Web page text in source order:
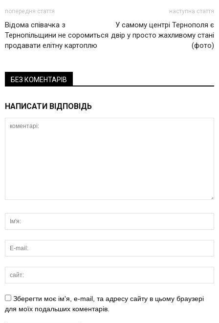
попередня стаття
Відома співачка з
Тернопільщини не соромиться
продавати елітну картоплю
наступна стаття
У самому центрі Тернополя є
двір у просто жахливому стані
(фото)
БЕЗ КОМЕНТАРІВ
НАПИСАТИ ВІДПОВІДЬ
Зберегти моє ім'я, e-mail, та адресу сайту в цьому браузері
для моїх подальших коментарів.